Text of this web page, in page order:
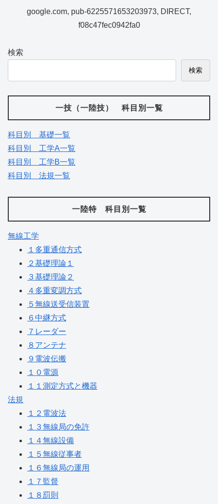
google.com, pub-6225571653203973, DIRECT,
f08c47fec0942fa0
検索
検索
一技（一陸技） 科目別一覧
科目別 基礎一覧
科目別 工学A一覧
科目別 工学B一覧
科目別 法規一覧
一陸特 科目別一覧
無線工学
１多重通信方式
２基礎理論１
３基礎理論２
４多重変調方式
５無線送受信装置
６中継方式
７レーダー
８アンテナ
９電波伝搬
１０電源
１１測定方式と機器
法規
１２電波法
１３無線局の免許
１４無線設備
１５無線従事者
１６無線局の運用
１７監督
１８罰則